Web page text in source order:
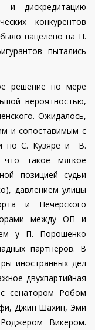
и дискредитацию
конкурентов
нацелено на П.
пытались
решение по мере
вероятностью,
Ожидалось,
и сопоставимым с
по С. Кузяре и В.
такое мягкое
позицией судьи
давлением улицы
и Печерского
между ОП и
у П. Порошенко
партнёров. В
иностранных дел
двухпартийная
сенатором Робом
Джин Шахин, Эми
Викером.